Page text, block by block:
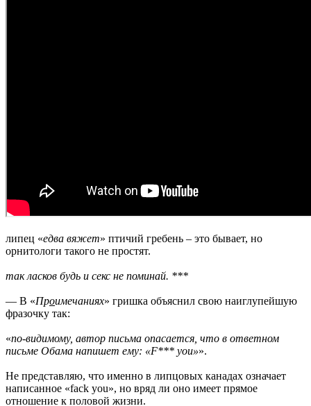
липец «едва вяжет» птичий гребень – это бывает, но
орнитологи такого не простят.
так ласков будь и секс не поминай. ***
— В «Проимечаниях» гришка объяснил свою наиглупейшую
фразочку так:
«по-видимому, автор письма опасается, что в ответном
письме Обама напишет ему: «F*** you»».
Не представляю, что именно в липцовых канадах означает
написанное «fack you», но вряд ли оно имеет прямое
отношение к половой жизни.